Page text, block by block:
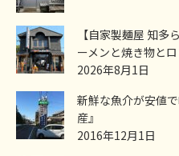
【自家製麺屋 知多
ーメンと焼き物と
2026年8月1日
新鮮な魚介が安値
産』
2016年12月1日